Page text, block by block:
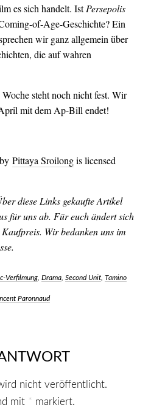
es sich handelt. IstPersepolis
of-Age-Geschichte? Ein
wir ganz allgemein über
die auf wahren
steht noch nicht fest. Wir
mit dem Ap-Bill endet!
Pittaya Sroilongis licensed
diese Links gekaufte Artikel
für uns ab. Für euch ändert sich
Wir bedanken uns im
Verfilmung, Drama, Second Unit, Tamino
Paronnaud
nicht veröffentlicht.
mit * markiert.